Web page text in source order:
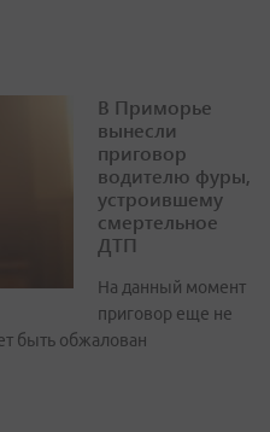
В Приморье
вынесли
приговор
водителю фуры,
устроившему
смертельное
ДТП
На данный момент
приговор еще не
быть обжалован